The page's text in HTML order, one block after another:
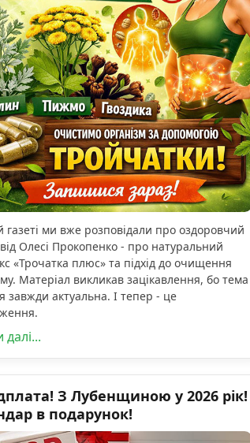
газеті ми вже розповідали про оздоровчий
Олесі Прокопенко - про натуральний
«Трочатка плюс» та підхід до очищення
Матеріал викликав зацікавлення, бо тема
завжди актуальна. І тепер - це
далі...
З Лубенщиною у 2026 рік!
в подарунок!